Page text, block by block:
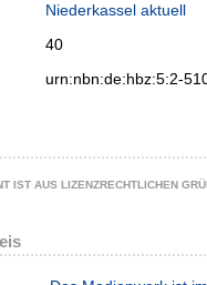
Niederkassel aktuell
40
urn:nbn:de:hbz:5:2-
IST AUS LIZENZRECHTLICHEN